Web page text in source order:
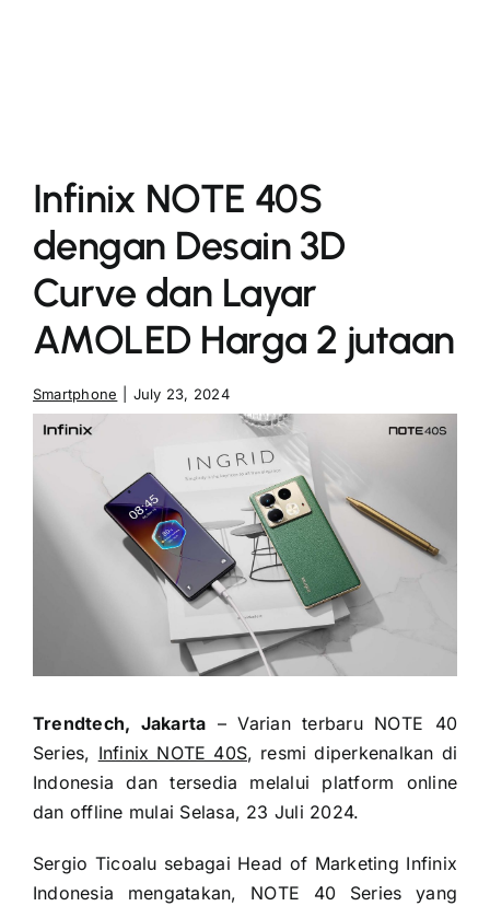
Infinix NOTE 40S
dengan Desain 3D
Curve dan Layar
AMOLED Harga 2 jutaan
Smartphone July 23, 2024
Trendtech, Jakarta – Varian terbaru NOTE 40
Series, Infinix NOTE 40S, resmi diperkenalkan di
Indonesia dan tersedia melalui platform online
dan offline mulai Selasa, 23 Juli 2024.
Sergio Ticoalu sebagai Head of Marketing Infinix
Indonesia mengatakan, NOTE 40 Series yang